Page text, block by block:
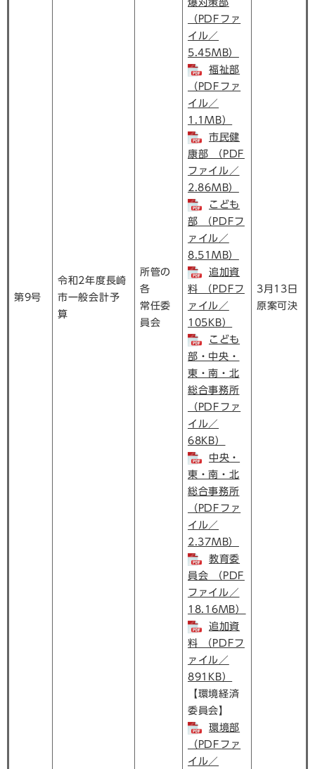
第9号
令和2年度長崎
市一般会計予
算
所管の
各
常任委
員会
（PDFファ
イル／
5.45MB）
福祉部
（PDFファ
イル／
1.1MB）
市民健
康部 （PDF
ファイル／
2.86MB）
こども
部 （PDFフ
ァイル／
8.51MB）
追加資
料 （PDFフ
ァイル／
105KB）
こども
部・中央・
東・南・北
総合事務所
（PDFファ
イル／
68KB）
中央・
東・南・北
総合事務所
（PDFファ
イル／
2.37MB）
教育委
員会 （PDF
ファイル／
18.16MB）
追加資
料 （PDFフ
ァイル／
891KB）
【環境経済
委員会】
環境部
（PDFファ
イル／
3月13日
原案可決